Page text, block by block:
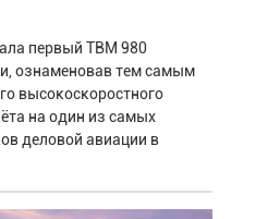
первый TBM 980
ознаменовав тем самым
высокоскоростного
на один из самых
деловой авиации в